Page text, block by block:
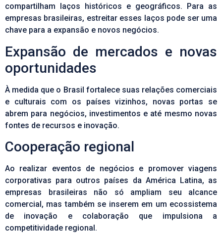
compartilham laços históricos e geográficos. Para as
empresas brasileiras, estreitar esses laços pode ser uma
chave para a expansão e novos negócios.
Expansão de mercados e novas
oportunidades
À medida que o Brasil fortalece suas relações comerciais
e culturais com os países vizinhos, novas portas se
abrem para negócios, investimentos e até mesmo novas
fontes de recursos e inovação.
Cooperação regional
Ao realizar eventos de negócios e promover viagens
corporativas para outros países da América Latina, as
empresas brasileiras não só ampliam seu alcance
comercial, mas também se inserem em um ecossistema
de inovação e colaboração que impulsiona a
competitividade regional.